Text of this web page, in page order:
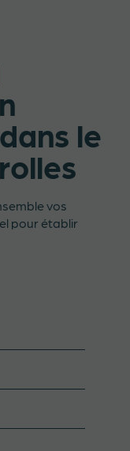
le
vos
pour établir